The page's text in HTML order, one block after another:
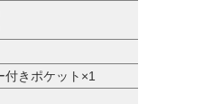
きポケット×1